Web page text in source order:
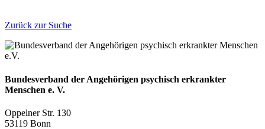
Zurück zur Suche
Bundesverband der Angehörigen psychisch erkrankter
Menschen e. V.
Oppelner Str. 130
53119 Bonn